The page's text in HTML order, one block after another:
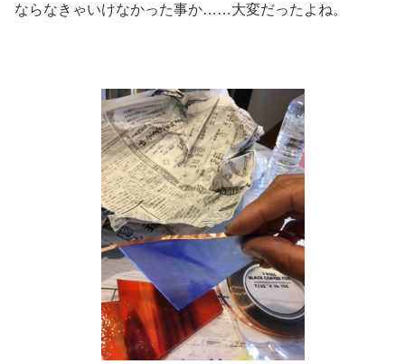
ならなきゃいけなかった事か……大変だったよね。